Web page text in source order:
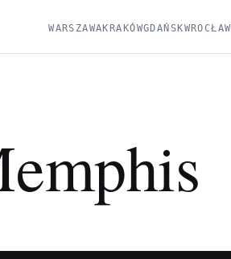
WARSZAWAKRAKÓWGDAŃSKWROCŁAW